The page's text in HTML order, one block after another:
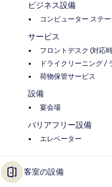
ビジネス設備
コンピューター ステ
サービス
フロントデスク (対応
ドライクリーニング /
荷物保管サービス
設備
宴会場
バリアフリー設備
エレベーター
客室の設備